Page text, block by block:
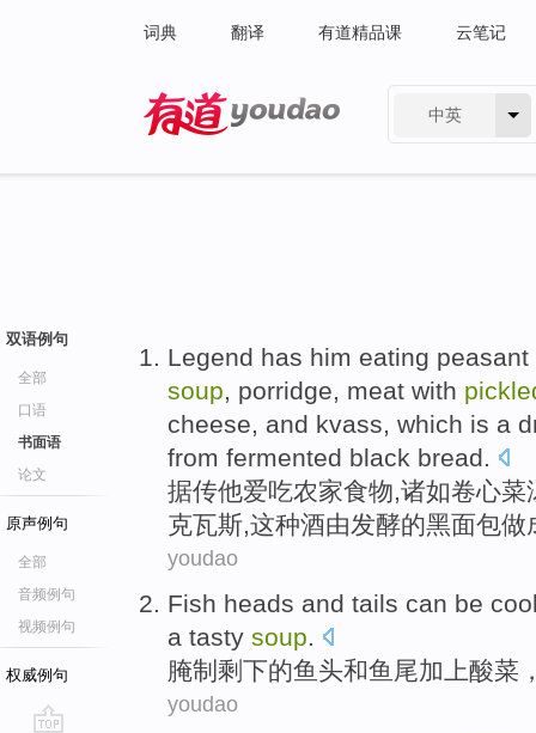
词典 翻译 有道精品课 云笔记
中英
双语例句
全部
口语
书面语
论文
原声例句
全部
音频例句
视频例句
权威例句
Legend has him eating peasant
soup, porridge, meat with
cheese, and kvass, which is a
from fermented black bread.
据传他爱吃农家食物,诸如卷心菜
克瓦斯,这种酒由发酵的黑面包做
youdao
Fish heads and tails can be
a tasty soup.
腌制 剩下的鱼头和鱼尾加上酸菜
youdao